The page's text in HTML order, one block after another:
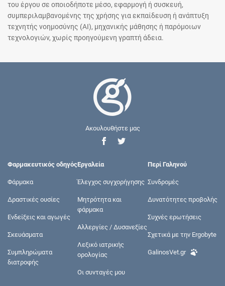
του έργου σε οποιοδήποτε μέσο, εφαρμογή ή συσκευή,
συμπεριλαμβανομένης της χρήσης για εκπαίδευση ή ανάπτυξη
τεχνητής νοημοσύνης (AI), μηχανικής μάθησης ή παρόμοιων
τεχνολογιών, χωρίς προηγούμενη γραπτή άδεια.
Ακουλουθήστε μας
Φαρμακευτικός οδηγός
Φάρμακα
Δραστικές ουσίες
Ενδείξεις και αγωγές
Σκευάσματα
Συμπληρώματα
διατροφής
Εργαλεία
Έλεγχος συγχορήγησης
Μητρότητα και
φάρμακα
Αλλεργίες / Δυσανεξίες
Λεξικό ιατρικής
ορολογίας
Οι συνταγές μου
Περί Γαληνού
Συνδρομές
Δυνατότητες προβολής
Συχνές ερωτήσεις
Σχετικά με την Ergobyte
GalinosVet.gr